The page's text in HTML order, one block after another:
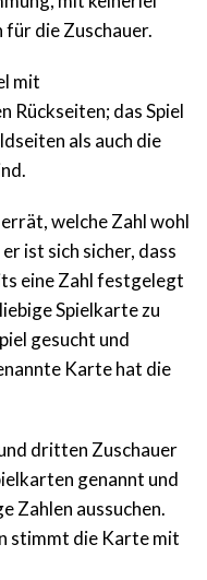
die Zuschauer.
mit
Rückseiten; das Spiel
als auch die
welche Zahl wohl
ist sich sicher, dass
eine Zahl festgelegt
Spielkarte zu
gesucht und
Karte hat die
dritten Zuschauer
genannt und
Zahlen aussuchen.
stimmt die Karte mit